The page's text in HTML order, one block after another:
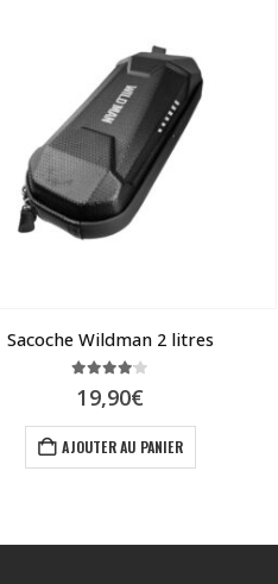
Sacoche Wildman 2 litres
19,90€
AJOUTER AU PANIER